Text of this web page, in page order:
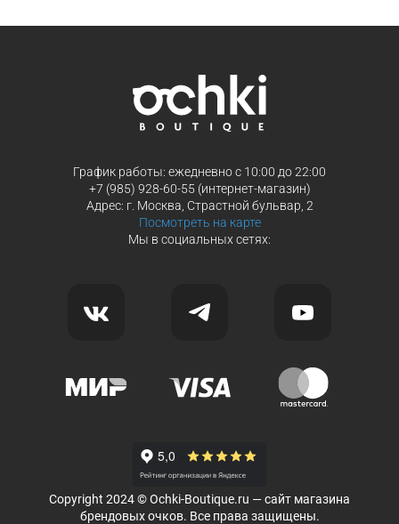
График работы: ежедневно с 10:00 до 22:00
+7 (985) 928-60-55 (интернет-магазин)
Адрес: г. Москва, Страстной бульвар, 2
Посмотреть на карте
Мы в социальных сетях:
Copyright 2024 © Ochki-Boutique.ru — сайт магазина
брендовых очков. Все права защищены.